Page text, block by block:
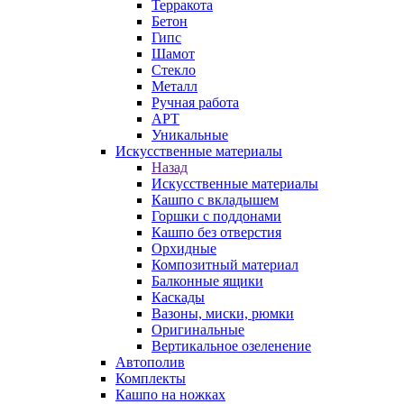
Терракота
Бетон
Гипс
Шамот
Стекло
Металл
Ручная работа
АРТ
Уникальные
Искусственные материалы
Назад
Искусственные материалы
Кашпо с вкладышем
Горшки с поддонами
Кашпо без отверстия
Орхидные
Композитный материал
Балконные ящики
Каскады
Вазоны, миски, рюмки
Оригинальные
Вертикальное озеленение
Автополив
Комплекты
Кашпо на ножках